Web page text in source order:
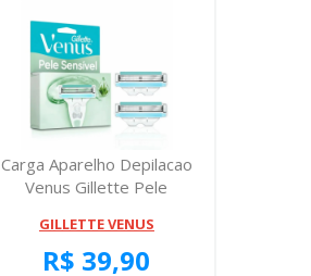
Carga Aparelho Depilacao
Venus Gillette Pele
GILLETTE VENUS
R$ 39,90